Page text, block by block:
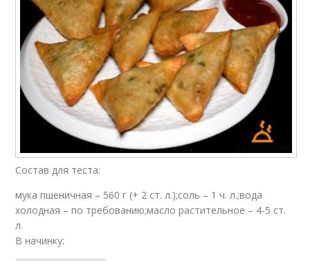
Состав для теста:
мука пшеничная – 560 г (+ 2 ст. л.);соль – 1 ч. л.;вода
холодная – по требованию;масло растительное – 4-5 ст.
л.
В начинку: